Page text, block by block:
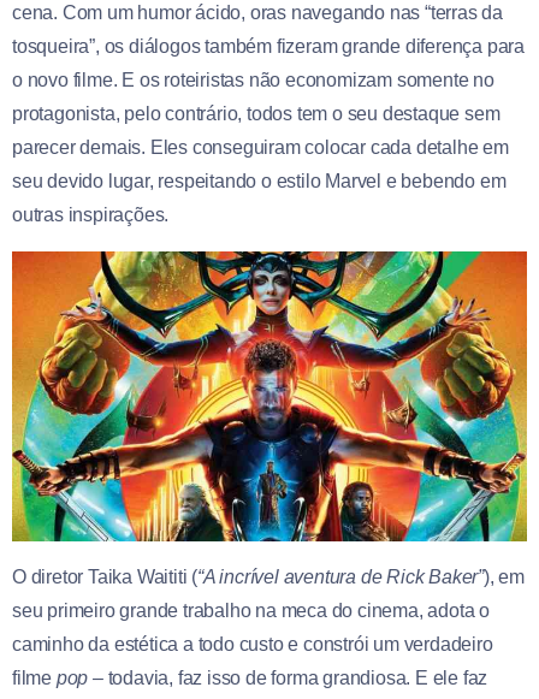
cena. Com um humor ácido, oras navegando nas “terras da
tosqueira”, os diálogos também fizeram grande diferença para
o novo filme. E os roteiristas não economizam somente no
protagonista, pelo contrário, todos tem o seu destaque sem
parecer demais. Eles conseguiram colocar cada detalhe em
seu devido lugar, respeitando o estilo Marvel e bebendo em
outras inspirações.
O diretor Taika Waititi (“A incrível aventura de Rick Baker”), em
seu primeiro grande trabalho na meca do cinema, adota o
caminho da estética a todo custo e constrói um verdadeiro
filme pop – todavia, faz isso de forma grandiosa. E ele faz